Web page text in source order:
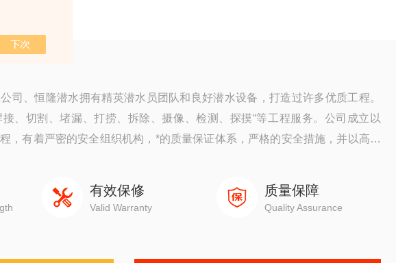
司
司、恒隆潜水拥有精英潜水员团队和良好潜水设备，打造过许多优质工程。
、切割、堵漏、打捞、拆除、摄像、检测、探摸“等工程服务。公司成立以
，有着严密的安全组织机构，*的质量保证体系，严格的安全措施，并以高质
有效保修
Valid Warranty
质量保障
Quality Assurance